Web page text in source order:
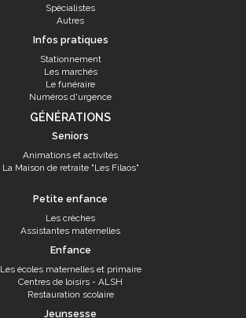
Spécialistes
Autres
Infos pratiques
Stationnement
Les marchés
Le funéraire
Numéros d'urgence
GÉNÉRATIONS
Seniors
Animations et activités
La Maison de retraite "Les Filaos"
Petite enfance
Les crèches
Assistantes maternelles
Enfance
Les écoles maternelles et primaire
Centres de loisirs - ALSH
Restauration scolaire
Jeunsesse